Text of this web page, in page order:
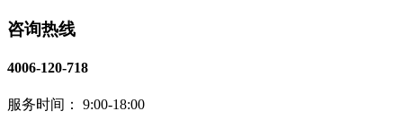
咨询热线
4006-120-718
服务时间： 9:00-18:00